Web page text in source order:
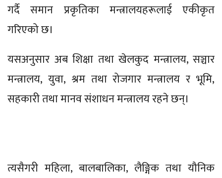
गर्दै समान प्रकृतिका मन्त्रालयहरूलाई एकीकृत
गरिएको छ।
यसअनुसार अब शिक्षा तथा खेलकुद मन्त्रालय, सञ्चार
मन्त्रालय, युवा, श्रम तथा रोजगार मन्त्रालय र भूमि,
सहकारी तथा मानव संशाधन मन्त्रालय रहने छन्।
त्यसैगरी महिला, बालबालिका, लैङ्गिक तथा यौनिक